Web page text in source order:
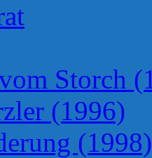
Storch
(1996)
(1998)